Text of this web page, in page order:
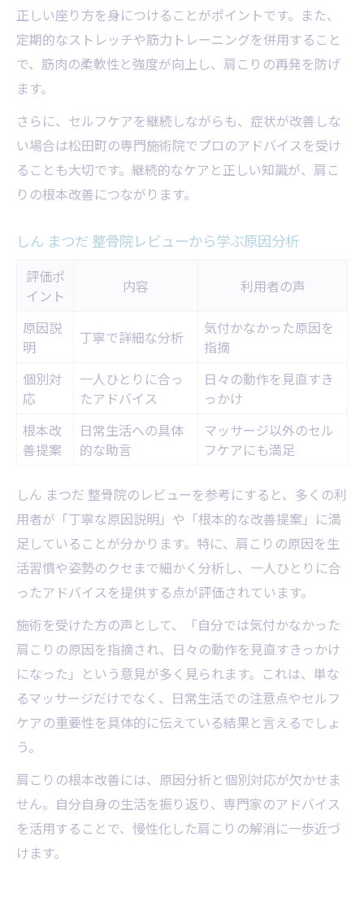
正しい座り方を身につけることがポイントです。また、
定期的なストレッチや筋力トレーニングを併用すること
で、筋肉の柔軟性と強度が向上し、肩こりの再発を防げ
ます。
さらに、セルフケアを継続しながらも、症状が改善しな
い場合は松田町の専門施術院でプロのアドバイスを受け
ることも大切です。継続的なケアと正しい知識が、肩こ
りの根本改善につながります。
しん まつだ 整骨院レビューから学ぶ原因分析
評価ポ
イント
内容 利用者の声
原因説
明
丁寧で詳細な分析
気付かなかった原因を
指摘
個別対
応
一人ひとりに合っ
たアドバイス
日々の動作を見直すき
っかけ
根本改
善提案
日常生活への具体
的な助言
マッサージ以外のセル
フケアにも満足
しん まつだ 整骨院のレビューを参考にすると、多くの利
用者が「丁寧な原因説明」や「根本的な改善提案」に満
足していることが分かります。特に、肩こりの原因を生
活習慣や姿勢のクセまで細かく分析し、一人ひとりに合
ったアドバイスを提供する点が評価されています。
施術を受けた方の声として、「自分では気付かなかった
肩こりの原因を指摘され、日々の動作を見直すきっかけ
になった」という意見が多く見られます。これは、単な
るマッサージだけでなく、日常生活での注意点やセルフ
ケアの重要性を具体的に伝えている結果と言えるでしょ
う。
肩こりの根本改善には、原因分析と個別対応が欠かせま
せん。自分自身の生活を振り返り、専門家のアドバイス
を活用することで、慢性化した肩こりの解消に一歩近づ
けます。